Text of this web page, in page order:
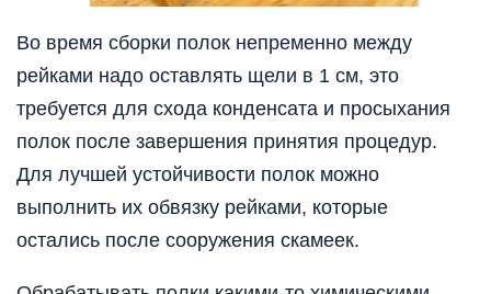
Во время сборки полок непременно между
рейками надо оставлять щели в 1 см, это
требуется для схода конденсата и просыхания
полок после завершения принятия процедур.
Для лучшей устойчивости полок можно
выполнить их обвязку рейками, которые
остались после сооружения скамеек.